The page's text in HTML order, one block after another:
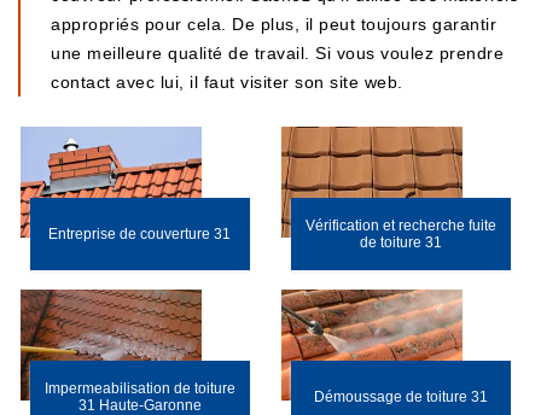
appropriés pour cela. De plus, il peut toujours garantir
une meilleure qualité de travail. Si vous voulez prendre
contact avec lui, il faut visiter son site web.
Entreprise de couverture 31
Vérification et recherche fuite
de toiture 31
Impermeabilisation de toiture
31 Haute-Garonne
Démoussage de toiture 31